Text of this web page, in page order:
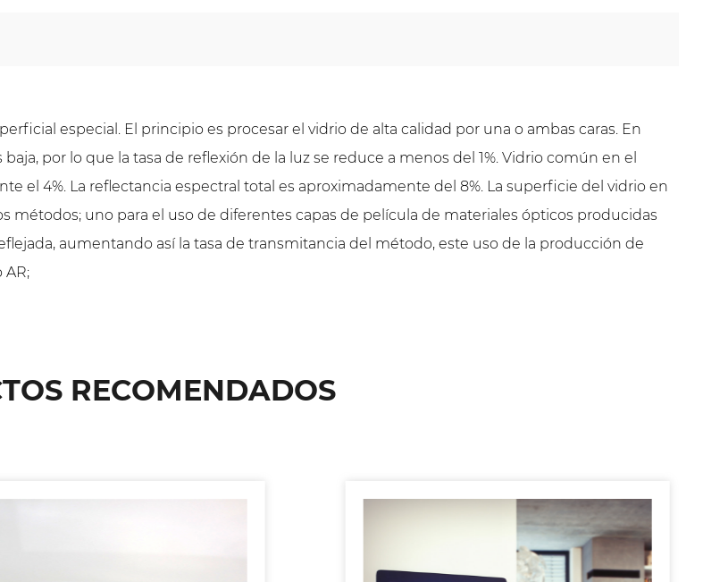
especial. El principio es procesar el vidrio de alta calidad por una o ambas caras. En
por lo que la tasa de reflexión de la luz se reduce a menos del 1%. Vidrio común en el
el 4%. La reflectancia espectral total es aproximadamente del 8%. La superficie del vidrio en
uno para el uso de diferentes capas de película de materiales ópticos producidas
aumentando así la tasa de transmitancia del método, este uso de la producción de
RECOMENDADOS